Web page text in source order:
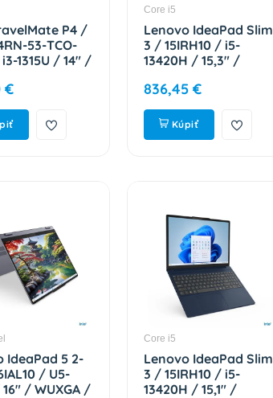
P4 /
53-TCO-
1315U / 14" /
/ UHD /
/ Blue / 2R
€
Core i5
Lenovo IdeaPad Slim
3 / 15IRH10 / i5-
13420H / 15,3" /
/ Intel int / W11H /
Cosmic Blue / 2R
83K101JVCK
836,45 €
Kúpiť
IdeaPad 5 2-
/ U5-
/ WUXGA /
Core i5
Lenovo IdeaPad Slim
3 / 15IRH10 / i5-
13420H / 15,1" /